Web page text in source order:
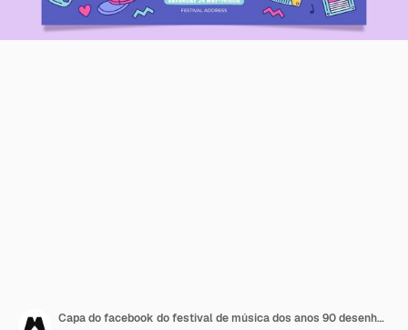
Capa do facebook do festival de música dos anos 90 desenhada à mão